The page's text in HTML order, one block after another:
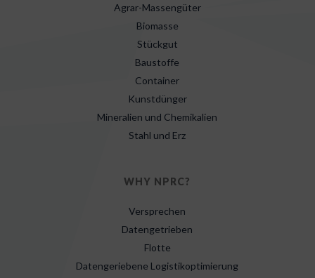
Agrar-Massengüter
Biomasse
Stückgut
Baustoffe
Container
Kunstdünger
Mineralien und Chemikalien
Stahl und Erz
WHY NPRC?
Versprechen
Datengetrieben
Flotte
Datengeriebene Logistikoptimierung